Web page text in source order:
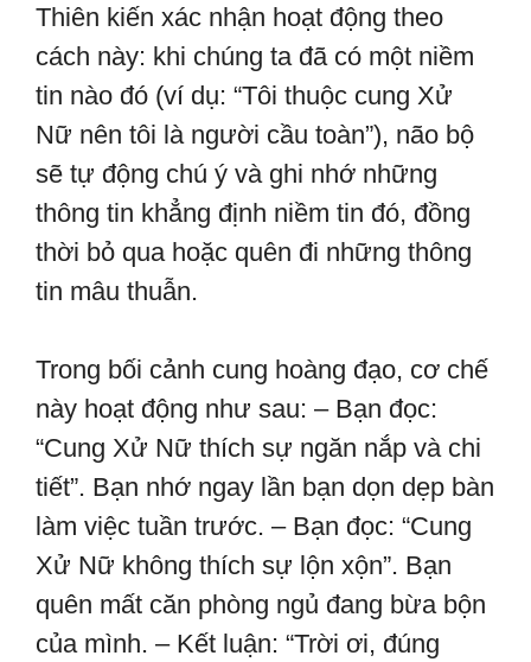
Thiên kiến xác nhận hoạt động theo
cách này: khi chúng ta đã có một niềm
tin nào đó (ví dụ: “Tôi thuộc cung Xử
Nữ nên tôi là người cầu toàn”), não bộ
sẽ tự động chú ý và ghi nhớ những
thông tin khẳng định niềm tin đó, đồng
thời bỏ qua hoặc quên đi những thông
tin mâu thuẫn.
Trong bối cảnh cung hoàng đạo, cơ chế
này hoạt động như sau: – Bạn đọc:
“Cung Xử Nữ thích sự ngăn nắp và chi
tiết”. Bạn nhớ ngay lần bạn dọn dẹp bàn
làm việc tuần trước. – Bạn đọc: “Cung
Xử Nữ không thích sự lộn xộn”. Bạn
quên mất căn phòng ngủ đang bừa bộn
của mình. – Kết luận: “Trời ơi, đúng